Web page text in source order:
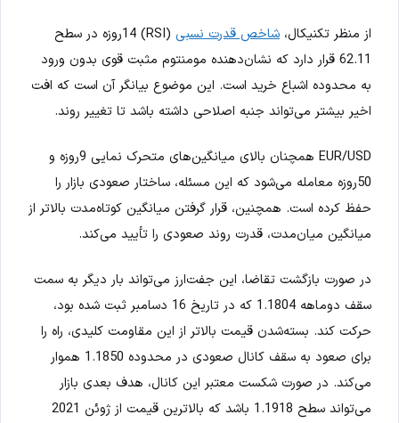
از منظر تکنیکال، شاخص قدرت نسبی
(RSI) 14روزه در سطح
62.11 قرار دارد که نشان‌دهنده مومنتوم مثبت قوی بدون ورود
به محدوده اشباع خرید است. این موضوع بیانگر آن است که افت
اخیر بیشتر می‌تواند جنبه اصلاحی داشته باشد تا تغییر روند.
EUR/USD همچنان بالای میانگین‌های متحرک نمایی 9روزه و
50روزه معامله می‌شود که این مسئله، ساختار صعودی بازار را
حفظ کرده است. همچنین، قرار گرفتن میانگین کوتاه‌مدت بالاتر از
میانگین میان‌مدت، قدرت روند صعودی را تأیید می‌کند.
در صورت بازگشت تقاضا، این جفت‌ارز می‌تواند بار دیگر به سمت
سقف دوماهه 1.1804 که در تاریخ 16 دسامبر ثبت شده بود،
حرکت کند. بسته‌شدن قیمت بالاتر از این مقاومت کلیدی، راه را
برای صعود به سقف کانال صعودی در محدوده 1.1850 هموار
می‌کند. در صورت شکست معتبر این کانال، هدف بعدی بازار
می‌تواند سطح 1.1918 باشد که بالاترین قیمت از ژوئن 2021